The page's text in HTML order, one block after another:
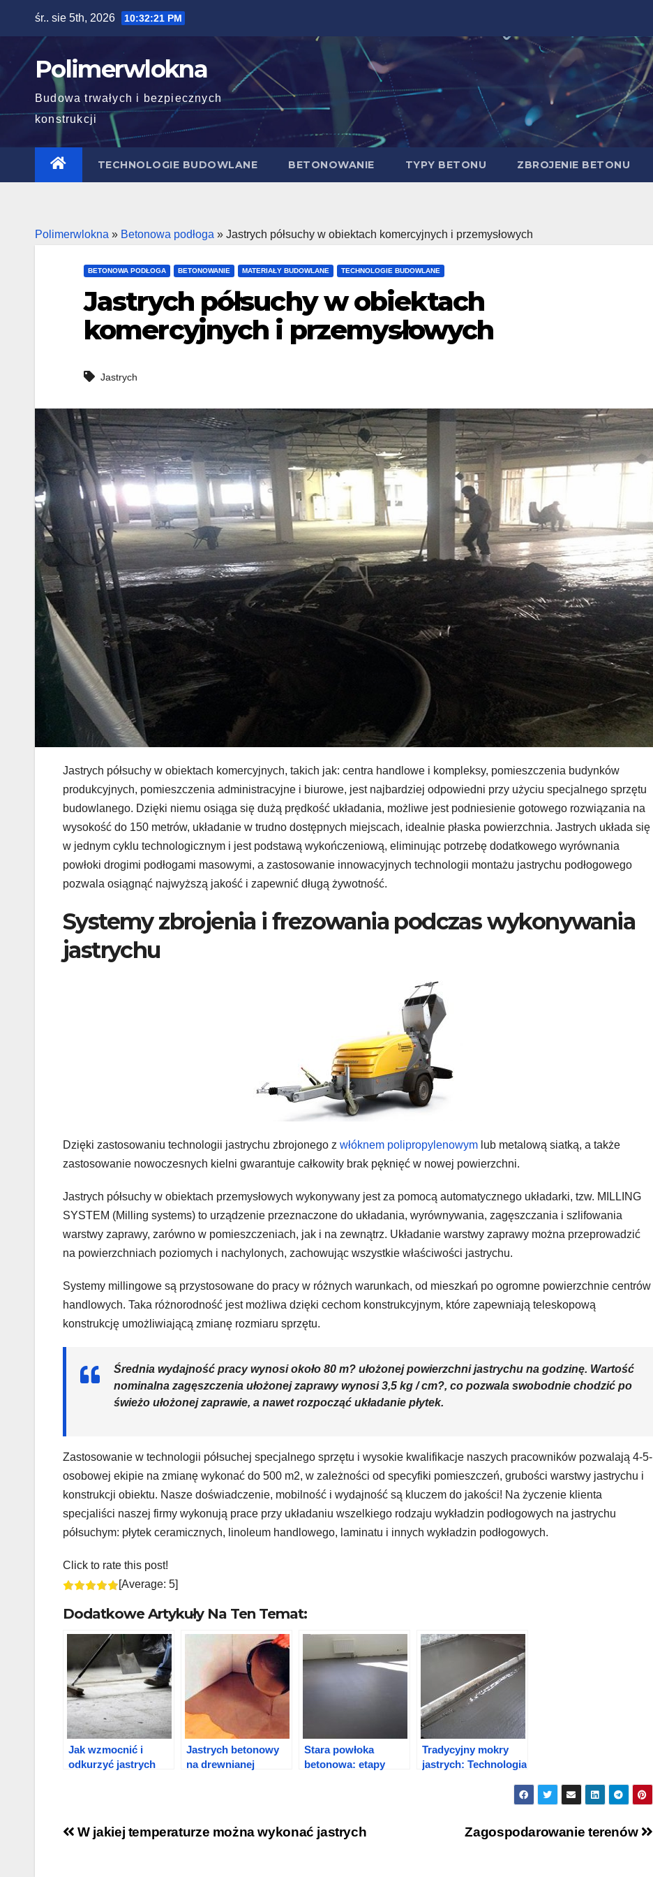
content
śr.. sie 5th, 2026 10:32:22 PM
Polimerwlokna
Budowa trwałych i bezpiecznych
konstrukcji
TECHNOLOGIE BUDOWLANE BETONOWANIE TYPY BETONU ZBROJENIE BETONU
Polimerwlokna » Betonowa podłoga » Jastrych półsuchy w obiektach komercyjnych i przemysłowych
BETONOWA PODŁOGA BETONOWANIE MATERIAŁY BUDOWLANE TECHNOLOGIE BUDOWLANE
Jastrych półsuchy w obiektach
komercyjnych i przemysłowych
Jastrych
Jastrych półsuchy w obiektach komercyjnych, takich jak: centra handlowe i kompleksy, pomieszczenia budynków
produkcyjnych, pomieszczenia administracyjne i biurowe, jest najbardziej odpowiedni przy użyciu specjalnego sprzętu
budowlanego. Dzięki niemu osiąga się dużą prędkość układania, możliwe jest podniesienie gotowego rozwiązania na
wysokość do 150 metrów, układanie w trudno dostępnych miejscach, idealnie płaska powierzchnia. Jastrych układa się
w jednym cyklu technologicznym i jest podstawą wykończeniową, eliminując potrzebę dodatkowego wyrównania
powłoki drogimi podłogami masowymi, a zastosowanie innowacyjnych technologii montażu jastrychu podłogowego
pozwala osiągnąć najwyższą jakość i zapewnić długą żywotność.
Systemy zbrojenia i frezowania podczas wykonywania
jastrychu
Dzięki zastosowaniu technologii jastrychu zbrojonego z włóknem polipropylenowym lub metalową siatką, a także
zastosowanie nowoczesnych kielni gwarantuje całkowity brak pęknięć w nowej powierzchni.
Jastrych półsuchy w obiektach przemysłowych wykonywany jest za pomocą automatycznego układarki, tzw. MILLING
SYSTEM (Milling systems) to urządzenie przeznaczone do układania, wyrównywania, zagęszczania i szlifowania
warstwy zaprawy, zarówno w pomieszczeniach, jak i na zewnątrz. Układanie warstwy zaprawy można przeprowadzić
na powierzchniach poziomych i nachylonych, zachowując wszystkie właściwości jastrychu.
Systemy millingowe są przystosowane do pracy w różnych warunkach, od mieszkań po ogromne powierzchnie centrów
handlowych. Taka różnorodność jest możliwa dzięki cechom konstrukcyjnym, które zapewniają teleskopową
konstrukcję umożliwiającą zmianę rozmiaru sprzętu.
Średnia wydajność pracy wynosi około 80 m? ułożonej powierzchni jastrychu na godzinę. Wartość
nominalna zagęszczenia ułożonej zaprawy wynosi 3,5 kg / cm?, co pozwala swobodnie chodzić po
świeżo ułożonej zaprawie, a nawet rozpocząć układanie płytek.
Zastosowanie w technologii półsuchej specjalnego sprzętu i wysokie kwalifikacje naszych pracowników pozwalają 4-5-
osobowej ekipie na zmianę wykonać do 500 m2, w zależności od specyfiki pomieszczeń, grubości warstwy jastrychu i
konstrukcji obiektu. Nasze doświadczenie, mobilność i wydajność są kluczem do jakości! Na życzenie klienta
specjaliści naszej firmy wykonują prace przy układaniu wszelkiego rodzaju wykładzin podłogowych na jastrychu
półsuchym: płytek ceramicznych, linoleum handlowego, laminatu i innych wykładzin podłogowych.
Click to rate this post!
[Average: 5]
Dodatkowe Artykuły Na Ten Temat:
Jak wzmocnić i
odkurzyć jastrych
Jastrych betonowy
na drewnianej
Stara powłoka
betonowa: etapy
Tradycyjny mokry
jastrych: Technologia
Nawigacja
Zagospodarowanie terenów
W jakiej temperaturze można wykonać jastrych